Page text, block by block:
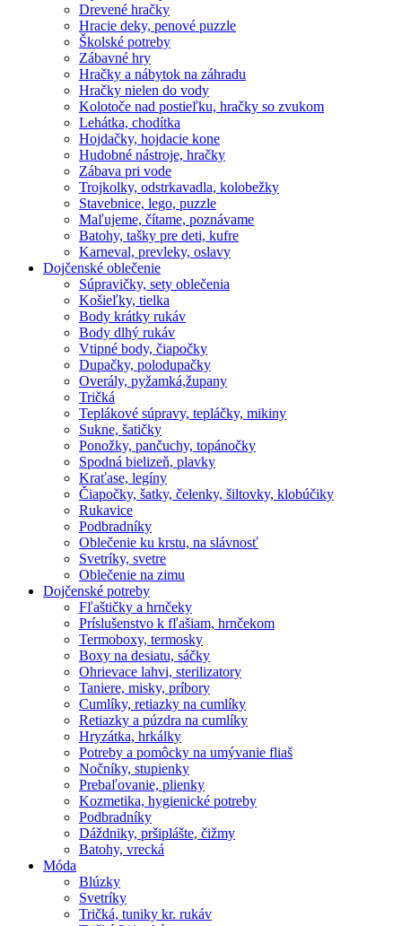
Drevené hračky
Hracie deky, penové puzzle
Školské potreby
Zábavné hry
Hračky a nábytok na záhradu
Hračky nielen do vody
Kolotoče nad postieľku, hračky so zvukom
Lehátka, chodítka
Hojdačky, hojdacie kone
Hudobné nástroje, hračky
Zábava pri vode
Trojkolky, odstrkavadla, kolobežky
Stavebnice, lego, puzzle
Maľujeme, čítame, poznávame
Batohy, tašky pre deti, kufre
Karneval, prevleky, oslavy
Dojčenské oblečenie
Súpravičky, sety oblečenia
Košieľky, tielka
Body krátky rukáv
Body dlhý rukáv
Vtipné body, čiapočky
Dupačky, polodupačky
Overály, pyžamká,župany
Tričká
Teplákové súpravy, tepláčky, mikiny
Sukne, šatičky
Ponožky, pančuchy, topánočky
Spodná bielizeň, plavky
Kraťase, legíny
Čiapočky, šatky, čelenky, šiltovky, klobúčiky
Rukavice
Podbradníky
Oblečenie ku krstu, na slávnosť
Svetríky, svetre
Oblečenie na zimu
Dojčenské potreby
Fľaštičky a hrnčeky
Príslušenstvo k fľašiam, hrnčekom
Termoboxy, termosky
Boxy na desiatu, sáčky
Ohrievace lahvi, sterilizatory
Taniere, misky, príbory
Cumlíky, retiazky na cumlíky
Retiazky a púzdra na cumlíky
Hryzátka, hrkálky
Potreby a pomôcky na umývanie fliaš
Nočníky, stupienky
Prebaľovanie, plienky
Kozmetika, hygienické potreby
Podbradníky
Dáždniky, pršiplášte, čižmy
Batohy, vrecká
Móda
Blúzky
Svetríky
Tričká, tuniky kr. rukáv